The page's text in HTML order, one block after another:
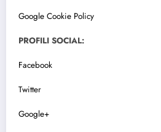
Google Cookie Policy
PROFILI SOCIAL:
Facebook
Twitter
Google+